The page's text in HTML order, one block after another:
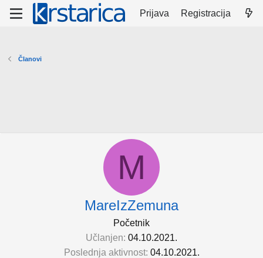
Prijava Registracija
Članovi
M
MareIzZemuna
Početnik
Učlanjen 04.10.2021.
Poslednja aktivnost 04.10.2021.